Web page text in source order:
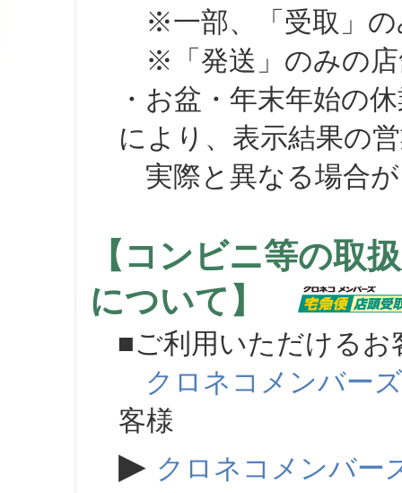
※一部、「受取」の
※「発送」のみの店
・お盆・年末年始の
により、表示結果の
実際と異なる場合が
【コンビニ等の取
について】
■ご利用いただけるお
クロネコメンバーズ
客様
▶ クロネコメンバー